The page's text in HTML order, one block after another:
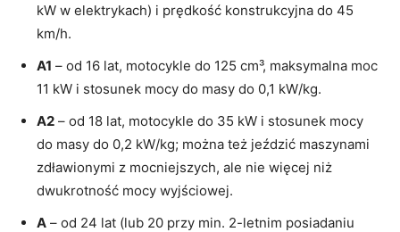
kW w elektrykach) i prędkość konstrukcyjna do 45
km/h.
A1 – od 16 lat, motocykle do 125 cm³, maksymalna moc
11 kW i stosunek mocy do masy do 0,1 kW/kg.
A2 – od 18 lat, motocykle do 35 kW i stosunek mocy
do masy do 0,2 kW/kg; można też jeździć maszynami
zdławionymi z mocniejszych, ale nie więcej niż
dwukrotność mocy wyjściowej.
A – od 24 lat (lub 20 przy min. 2-letnim posiadaniu